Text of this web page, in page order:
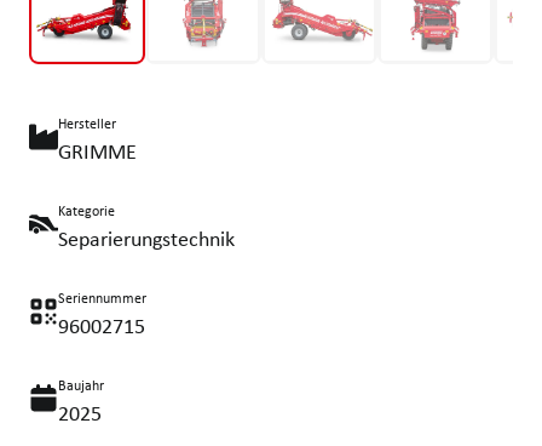
Hersteller
GRIMME
Kategorie
Separierungstechnik
Seriennummer
96002715
Baujahr
2025